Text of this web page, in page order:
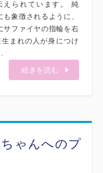
えられています。 純
象徴されるように、
サファイヤの指輪を右
まれの人が身につけ
続きを読む
ゃんへのプ